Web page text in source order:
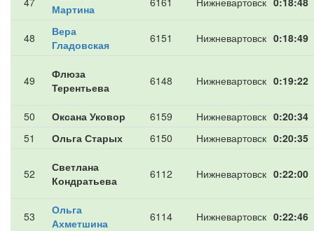
Мартина
48
Вера
Гладовская
6151 Нижневартовск 0:18:49
49
Флюза
Терентьева
6148 Нижневартовск 0:19:22
50 Оксана Уковор 6159 Нижневартовск 0:20:34
51
Ольга Старых 6150 Нижневартовск 0:20:35
52
Светлана
Кондратьева
6112 Нижневартовск 0:22:00
53
Ольга
Ахметшина
6114 Нижневартовск 0:22:46